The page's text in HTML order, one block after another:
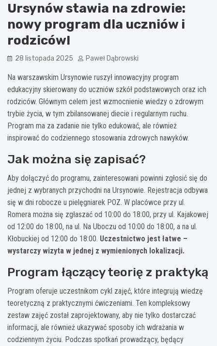
Ursynów stawia na zdrowie:
nowy program dla uczniów i
rodziców!
28 listopada 2025 Paweł Dąbrowski
Na warszawskim Ursynowie ruszył innowacyjny program
edukacyjny skierowany do uczniów szkół podstawowych oraz ich
rodziców. Głównym celem jest wzmocnienie wiedzy o zdrowym
trybie życia, w tym zbilansowanej diecie i regularnym ruchu.
Program ma za zadanie nie tylko edukować, ale również
inspirować do codziennego stosowania zdrowych nawyków.
Jak można się zapisać?
Aby dołączyć do programu, zainteresowani powinni zgłosić się do
jednej z wybranych przychodni na Ursynowie. Rejestracja odbywa
się w dni robocze u pielęgniarek POZ. W placówce przy ul.
Romera można się zgłaszać od 10:00 do 18:00, przy ul. Kajakowej
od 12:00 do 18:00, na ul. Na Uboczu od 10:00 do 18:00, a na ul.
Kłobuckiej od 12:00 do 18:00. Uczestnictwo jest łatwe –
wystarczy wizyta w jednej z wymienionych lokalizacji.
Program łączący teorię z praktyką
Program oferuje uczestnikom cykl zajęć, które integrują wiedzę
teoretyczną z praktycznymi ćwiczeniami. Ten kompleksowy
zestaw zajęć został zaprojektowany, aby nie tylko dostarczać
informacji, ale również ukazywać sposoby ich wdrażania w
codziennym życiu. Podczas spotkań prowadzący, będący